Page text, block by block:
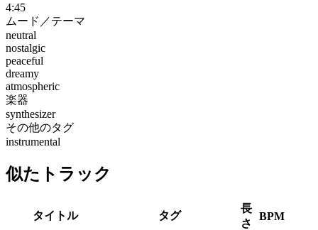
4:45
ムード／テーマ
neutral
nostalgic
peaceful
dreamy
atmospheric
楽器
synthesizer
その他のタグ
instrumental
似たトラック
タイトル タグ
長
さ
BPM